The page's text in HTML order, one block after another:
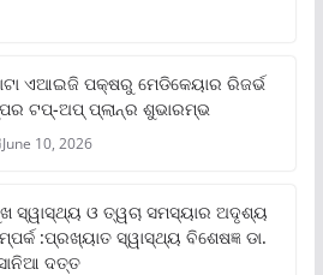
ଏଆଇଜି ପକ୍ଷରୁ ମେଡିକେୟାର ରିଜର୍ଭ
ଟପ୍‌-ଅପ୍ ପ୍ଲାନ୍‌ର ଶୁଭାରମ୍ଭ
June 10, 2026
ସ୍ୱାସ୍ଥ୍ୟ ଓ ତ୍ୱଚା ସମସ୍ୟାର ଅଦୃଶ୍ୟ
:ପ୍ରଖ୍ୟାତ ସ୍ୱାସ୍ଥ୍ୟ ବିଶେଷଜ୍ଞ ଡା.
ଦତ୍ତ